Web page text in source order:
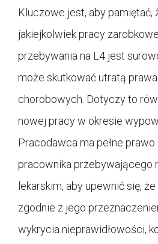
Kluczowe jest, aby pamiętać,
jakiejkolwiek pracy
przebywania na L4 jest
może skutkować utratą
chorobowych. Dotyczy to
nowej pracy w okresie
Pracodawca ma pełne
pracownika przebywającego
lekarskim, aby upewnić się,
zgodnie z jego
wykrycia nieprawidłowości,